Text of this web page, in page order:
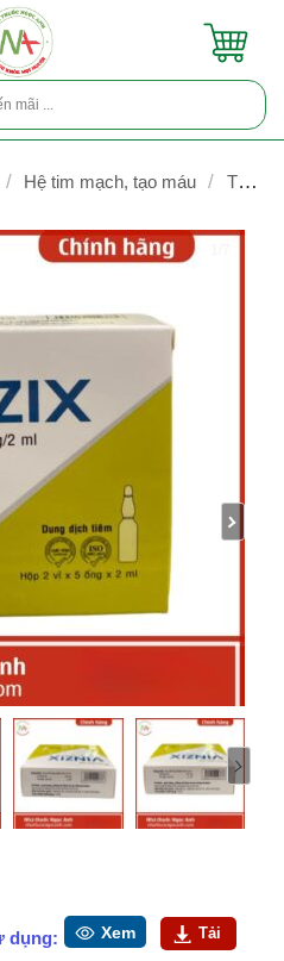
/ Hệ tim mạch, tạo máu /
Thuốc
dụng: Xem Tải